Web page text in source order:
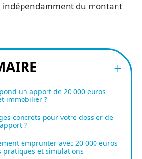
indépendamment du montant
un apport de 20 000 euros
immobilier ?
concrets pour votre dossier de
?
emprunter avec 20 000 euros
pratiques et simulations